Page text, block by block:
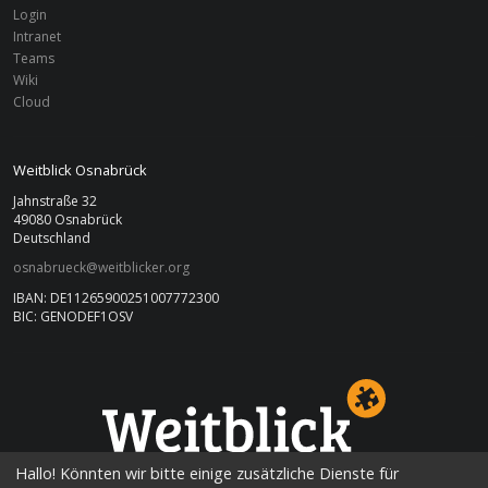
Login
Intranet
Teams
Wiki
Cloud
Weitblick Osnabrück
Jahnstraße 32
49080 Osnabrück
Deutschland
osnabrueck@weitblicker.org
IBAN: DE11265900251007772300
BIC: GENODEF1OSV
OSNABRÜCK
Hallo! Könnten wir bitte einige zusätzliche Dienste für